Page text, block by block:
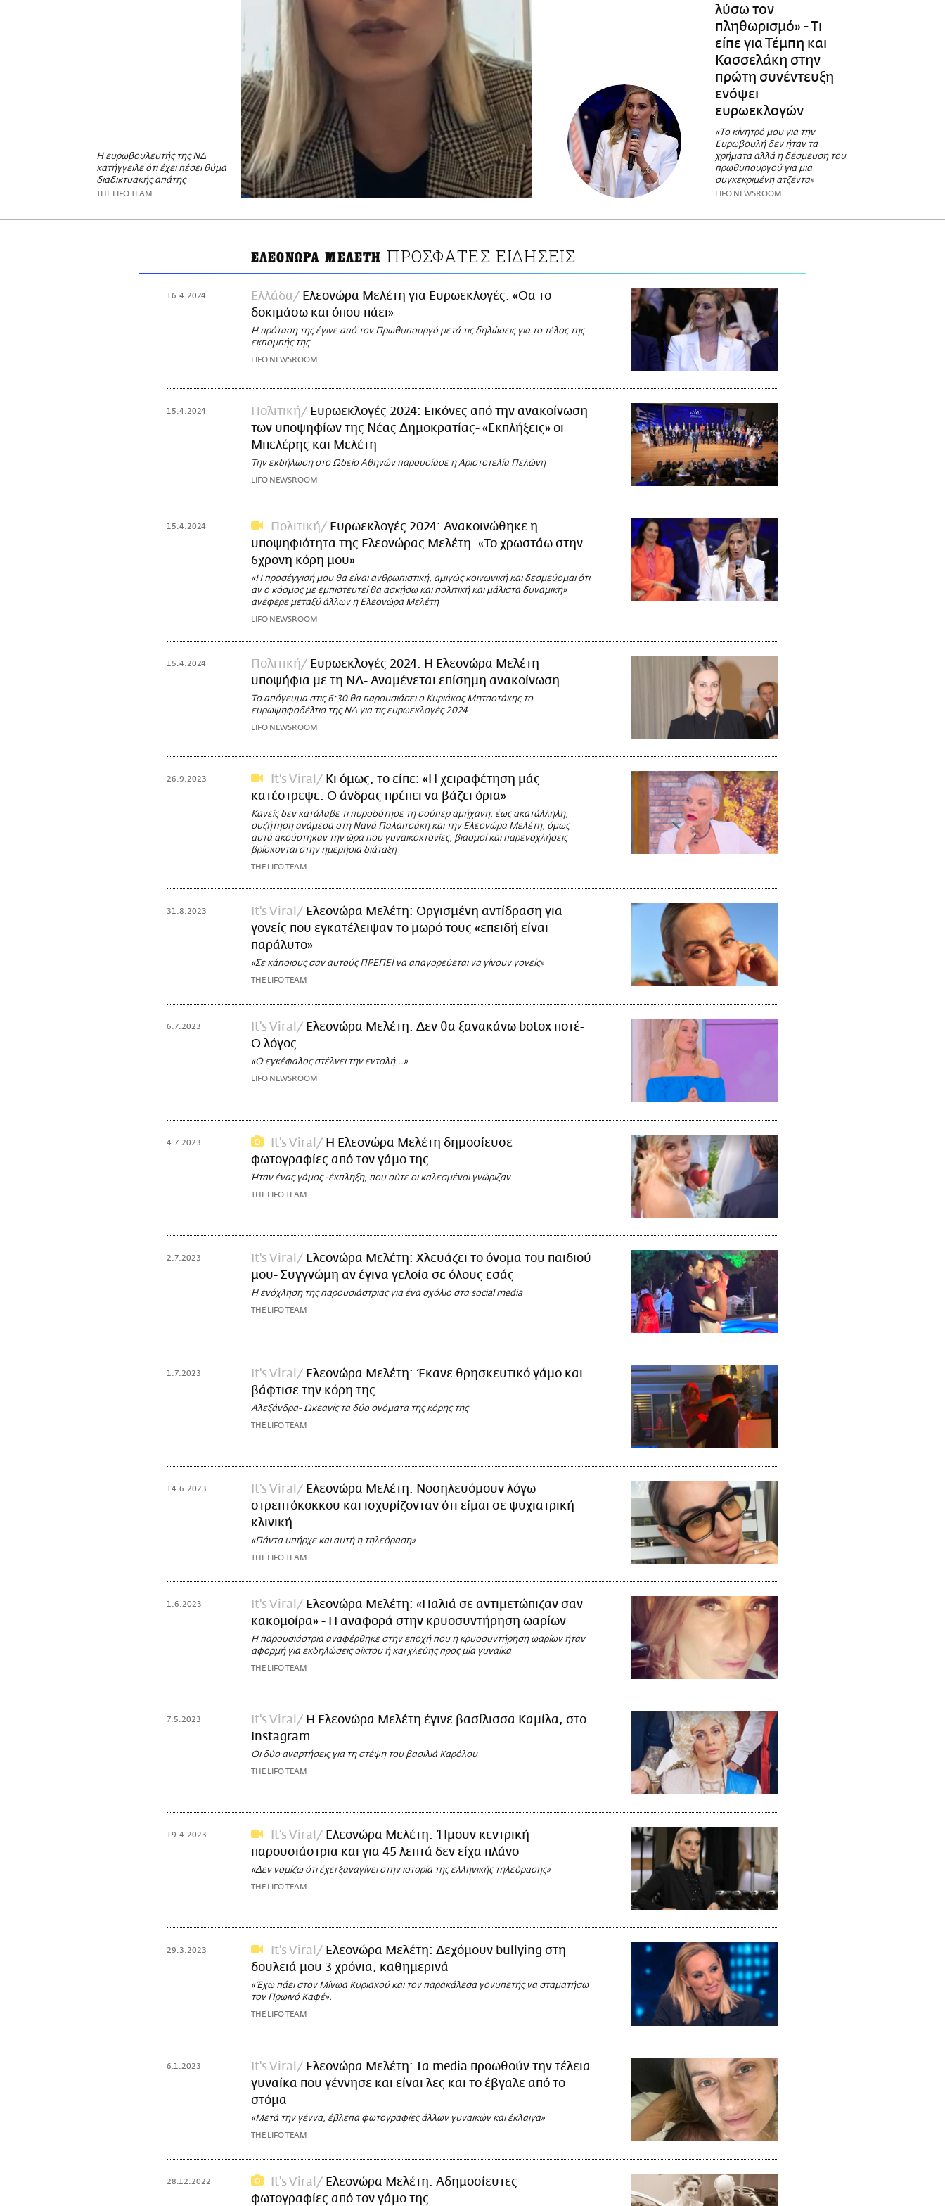
Η ευρωβουλευτής της ΝΔ
κατήγγειλε ότι έχει πέσει θύμα
διαδικτυακής απάτης
THE LIFO TEAM
λύσω τον
πληθωρισμό» - Τι
είπε για Τέμπη και
Κασσελάκη στην
πρώτη συνέντευξη
ενόψει
ευρωεκλογών
«Το κίνητρό μου για την
Ευρωβουλή δεν ήταν τα
χρήματα αλλά η δέσμευση του
πρωθυπουργού για μια
συγκεκριμένη ατζέντα»
LIFO NEWSROOM
ΕΛΕΟΝΩΡΑ ΜΕΛΕΤΗ ΠΡΟΣΦΑΤΕΣ ΕΙΔΗΣΕΙΣ
16.4.2024 Ελλάδα
Ελεονώρα Μελέτη για Ευρωεκλογές: «Θα το
δοκιμάσω και όπου πάει»
Η πρόταση της έγινε από τον Πρωθυπουργό μετά τις δηλώσεις για το τέλος της
εκπομπής της
LIFO NEWSROOM
15.4.2024 Πολιτική
Ευρωεκλογές 2024: Εικόνες από την ανακοίνωση
των υποψηφίων της Νέας Δημοκρατίας- «Εκπλήξεις» οι
Μπελέρης και Μελέτη
Την εκδήλωση στο Ωδείο Αθηνών παρουσίασε η Αριστοτελία Πελώνη
LIFO NEWSROOM
15.4.2024 Πολιτική
Ευρωεκλογές 2024: Ανακοινώθηκε η
υποψηφιότητα της Ελεονώρας Μελέτη- «Το χρωστάω στην
6χρονη κόρη μου»
«Η προσέγγισή μου θα είναι ανθρωπιστική, αμιγώς κοινωνική και δεσμεύομαι ότι
αν ο κόσμος με εμπιστευτεί θα ασκήσω και πολιτική και μάλιστα δυναμική»
ανέφερε μεταξύ άλλων η Ελεονώρα Μελέτη
LIFO NEWSROOM
15.4.2024 Πολιτική
Ευρωεκλογές 2024: Η Ελεονώρα Μελέτη
υποψήφια με τη ΝΔ- Αναμένεται επίσημη ανακοίνωση
Το απόγευμα στις 6:30 θα παρουσιάσει ο Κυριάκος Μητσοτάκης το
ευρωψηφοδέλτιο της ΝΔ για τις ευρωεκλογές 2024
LIFO NEWSROOM
26.9.2023 It's Viral
Κι όμως, το είπε: «Η χειραφέτηση μάς
κατέστρεψε. Ο άνδρας πρέπει να βάζει όρια»
Κανείς δεν κατάλαβε τι πυροδότησε τη σούπερ αμήχανη, έως ακατάλληλη,
συζήτηση ανάμεσα στη Νανά Παλαιτσάκη και την Ελεονώρα Μελέτη, όμως
αυτά ακούστηκαν την ώρα που γυναικοκτονίες, βιασμοί και παρενοχλήσεις
βρίσκονται στην ημερήσια διάταξη
THE LIFO TEAM
31.8.2023 It's Viral
Ελεονώρα Μελέτη: Οργισμένη αντίδραση για
γονείς που εγκατέλειψαν το μωρό τους «επειδή είναι
παράλυτο»
«Σε κάποιους σαν αυτούς ΠΡΕΠΕΙ να απαγορεύεται να γίνουν γονείς»
THE LIFO TEAM
6.7.2023 It's Viral
Ελεονώρα Μελέτη: Δεν θα ξανακάνω botox ποτέ-
Ο λόγος
«Ο εγκέφαλος στέλνει την εντολή...»
LIFO NEWSROOM
4.7.2023 It's Viral
Η Ελεονώρα Μελέτη δημοσίευσε
φωτογραφίες από τον γάμο της
Ήταν ένας γάμος -έκπληξη, που ούτε οι καλεσμένοι γνώριζαν
THE LIFO TEAM
2.7.2023 It's Viral
Ελεονώρα Μελέτη: Χλευάζει το όνομα του παιδιού
μου- Συγγνώμη αν έγινα γελοία σε όλους εσάς
Η ενόχληση της παρουσιάστριας για ένα σχόλιο στα social media
THE LIFO TEAM
1.7.2023 It's Viral
Ελεονώρα Μελέτη: Έκανε θρησκευτικό γάμο και
βάφτισε την κόρη της
Αλεξάνδρα- Ωκεανίς τα δύο ονόματα της κόρης της
THE LIFO TEAM
14.6.2023 It's Viral
Ελεονώρα Μελέτη: Νοσηλευόμουν λόγω
στρεπτόκοκκου και ισχυρίζονταν ότι είμαι σε ψυχιατρική
κλινική
«Πάντα υπήρχε και αυτή η τηλεόραση»
THE LIFO TEAM
1.6.2023 It's Viral
Ελεονώρα Μελέτη: «Παλιά σε αντιμετώπιζαν σαν
κακομοίρα» - Η αναφορά στην κρυοσυντήρηση ωαρίων
Η παρουσιάστρια αναφέρθηκε στην εποχή που η κρυοσυντήρηση ωαρίων ήταν
αφορμή για εκδηλώσεις οίκτου ή και χλεύης προς μία γυναίκα
THE LIFO TEAM
7.5.2023 It's Viral
Η Ελεονώρα Μελέτη έγινε βασίλισσα Καμίλα, στο
Instagram
Οι δύο αναρτήσεις για τη στέψη του βασιλιά Καρόλου
THE LIFO TEAM
19.4.2023 It's Viral
Ελεονώρα Μελέτη: Ήμουν κεντρική
παρουσιάστρια και για 45 λεπτά δεν είχα πλάνο
«Δεν νομίζω ότι έχει ξαναγίνει στην ιστορία της ελληνικής τηλεόρασης»
THE LIFO TEAM
29.3.2023 It's Viral
Ελεονώρα Μελέτη: Δεχόμουν bullying στη
δουλειά μου 3 χρόνια, καθημερινά
«Έχω πάει στον Μίνωα Κυριακού και τον παρακάλεσα γονυπετής να σταματήσω
τον Πρωινό Καφέ».
THE LIFO TEAM
6.1.2023 It's Viral
Ελεονώρα Μελέτη: Τα media προωθούν την τέλεια
γυναίκα που γέννησε και είναι λες και το έβγαλε από το
στόμα
«Μετά την γέννα, έβλεπα φωτογραφίες άλλων γυναικών και έκλαιγα»
THE LIFO TEAM
28.12.2022 It's Viral
Ελεονώρα Μελέτη: Αδημοσίευτες
φωτογραφίες από τον γάμο της